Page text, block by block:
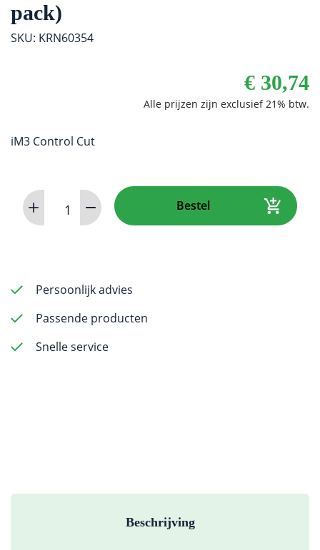
pack)
SKU: KRN60354
€ 30,74
iM3 Control Cut
K-
Reamer
0.35
pack)
aantal
Bestel
Persoonlijk advies
Passende producten
Snelle service
Beschrijving